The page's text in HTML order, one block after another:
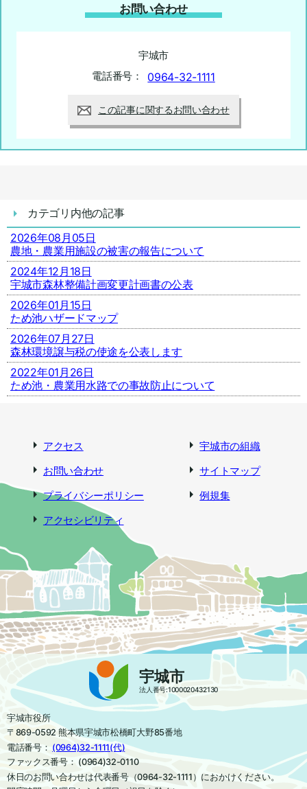
お問い合わせ
宇城市
電話番号：
0964-32-1111
この記事に関するお問い合わせ
カテゴリ内他の記事
2026年08月05日
農地・農業用施設の被害の報告について
2024年12月18日
宇城市森林整備計画変更計画書の公表
2026年01月15日
ため池ハザードマップ
2026年07月27日
森林環境譲与税の使途を公表します
2022年01月26日
ため池・農業用水路での事故防止について
アクセス
宇城市の組織
お問い合わせ
サイトマップ
プライバシーポリシー
例規集
アクセシビリティ
宇城市
法人番号:1000020432130
宇城市役所
〒869-0592 熊本県宇城市松橋町大野85番地
電話番号： (0964)32-1111(代)
ファックス番号： (0964)32-0110
休日のお問い合わせは代表番号（0964-32-1111）におかけください。